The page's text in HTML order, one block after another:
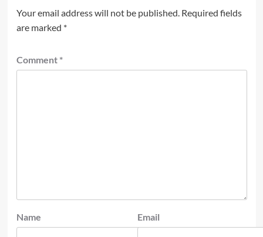
Your email address will not be published. Required fields
are marked *
Comment *
Name Email